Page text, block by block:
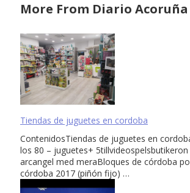
More From Diario Acoruña
Tiendas de juguetes en cordoba
ContenidosTiendas de juguetes en
los 80 – juguetes+
arcangel med meraBloques de córdoba
córdoba 2017 (piñón fijo) …